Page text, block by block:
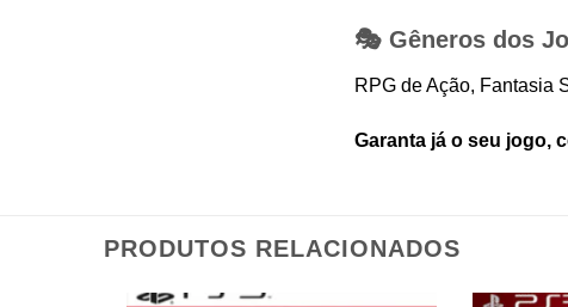
🎭 Gêneros dos
RPG de Ação, Fantasia
Garanta já o seu jogo,
PRODUTOS RELACIONADOS